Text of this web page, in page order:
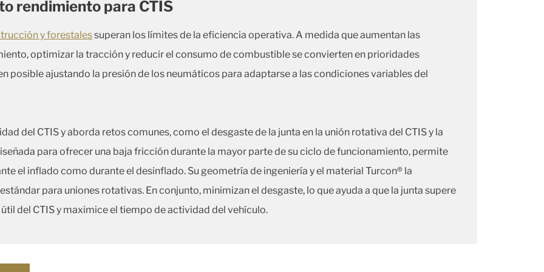
rendimiento para CTIS
y forestalessuperan los límites de la eficiencia operativa. A medida que aumentan las
optimizar la tracción y reducir el consumo de combustible se convierten en prioridades
posible ajustando la presión de los neumáticos para adaptarse a las condiciones variables del
del CTIS y aborda retos comunes, como el desgaste de la junta en la unión rotativa del CTIS y la
para ofrecer una baja fricción durante la mayor parte de su ciclo de funcionamiento, permite
el inflado como durante el desinflado. Su geometría de ingeniería y el material Turcon® la
para uniones rotativas. En conjunto, minimizan el desgaste, lo que ayuda a que la junta supere
del CTIS y maximice el tiempo de actividad del vehículo.